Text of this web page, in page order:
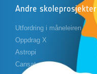
Andre skoleprosjekter
Utfordring i måneleiren
Oppdrag X
Astropi
Cansat